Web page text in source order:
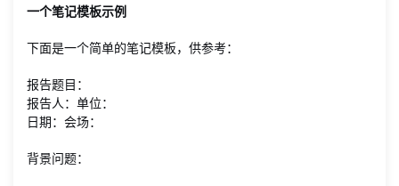
一个笔记模板示例
下面是一个简单的笔记模板，供参考：
报告题目：
报告人：单位：
日期：会场：
背景问题：